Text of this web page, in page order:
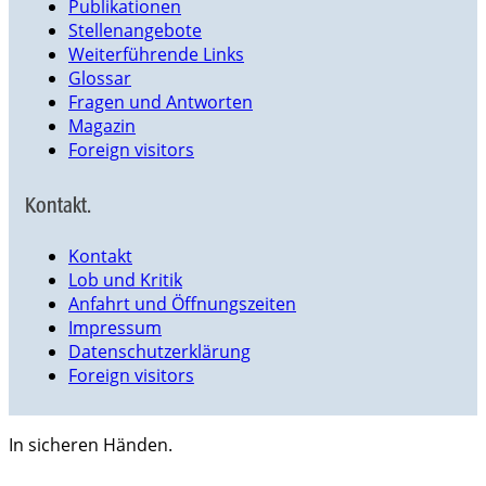
Publikationen
Stellenangebote
Weiterführende Links
Glossar
Fragen und Antworten
Magazin
Foreign visitors
Kontakt.
Kontakt
Lob und Kritik
Anfahrt und Öffnungszeiten
Impressum
Datenschutzerklärung
Foreign visitors
In sicheren Händen.